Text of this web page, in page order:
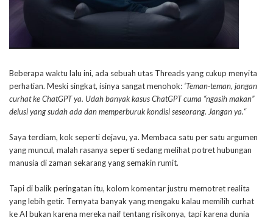
Beberapa waktu lalu ini, ada sebuah utas Threads yang cukup menyita
perhatian. Meski singkat, isinya sangat menohok: ‘Teman-teman, jangan
curhat ke ChatGPT ya. Udah banyak kasus ChatGPT cuma “ngasih makan”
delusi yang sudah ada dan memperburuk kondisi seseorang. Jangan ya.“
Saya terdiam, kok seperti dejavu, ya. Membaca satu per satu argumen
yang muncul, malah rasanya seperti sedang melihat potret hubungan
manusia di zaman sekarang yang semakin rumit.
Tapi di balik peringatan itu, kolom komentar justru memotret realita
yang lebih getir. Ternyata banyak yang mengaku kalau memilih curhat
ke AI bukan karena mereka naif tentang risikonya, tapi karena dunia